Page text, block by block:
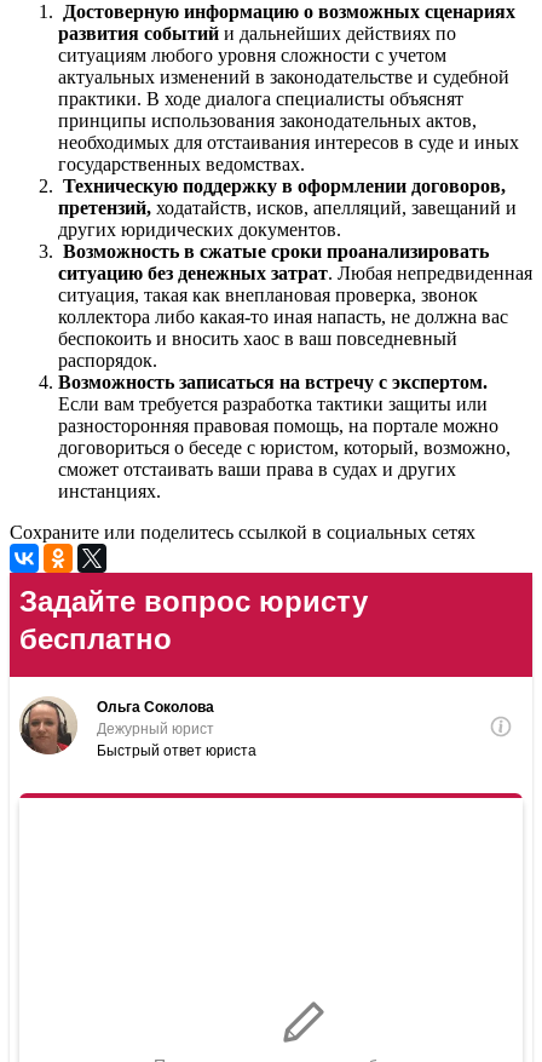
Достоверную информацию о возможных сценариях
развития событий и дальнейших действиях по
ситуациям любого уровня сложности с учетом
актуальных изменений в законодательстве и судебной
практики. В ходе диалога специалисты объяснят
принципы использования законодательных актов,
необходимых для отстаивания интересов в суде и иных
государственных ведомствах.
Техническую поддержку в оформлении договоров,
претензий, ходатайств, исков, апелляций, завещаний и
других юридических документов.
Возможность в сжатые сроки проанализировать
ситуацию без денежных затрат. Любая непредвиденная
ситуация, такая как внеплановая проверка, звонок
коллектора либо какая-то иная напасть, не должна вас
беспокоить и вносить хаос в ваш повседневный
распорядок.
Возможность записаться на встречу с экспертом.
Если вам требуется разработка тактики защиты или
разносторонняя правовая помощь, на портале можно
договориться о беседе с юристом, который, возможно,
сможет отстаивать ваши права в судах и других
инстанциях.
Сохраните или поделитесь ссылкой в социальных сетях